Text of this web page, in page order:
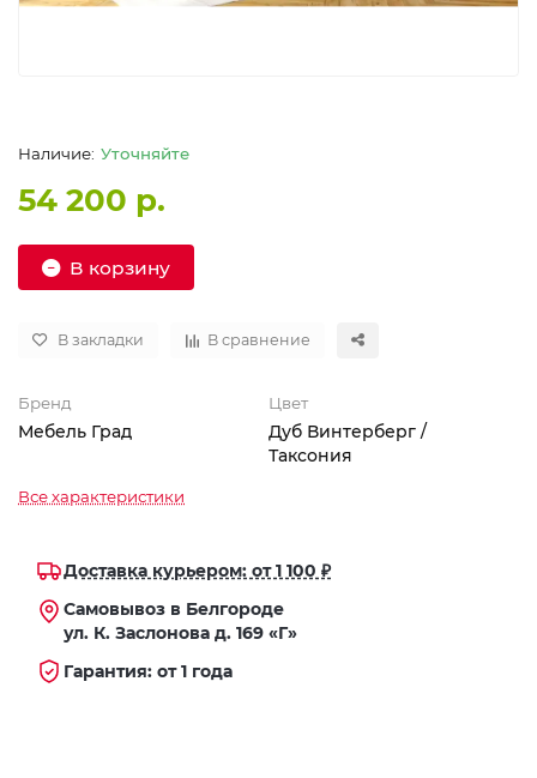
Уточняйте
54 200 р.
В корзину
В закладки В сравнение
Бренд
Мебель Град
Цвет
Дуб Винтерберг /
Таксония
Все характеристики
Доставка курьером: от 1 100 ₽
Самовывоз в Белгороде
ул. К. Заслонова д. 169 «Г»
Гарантия: от 1 года